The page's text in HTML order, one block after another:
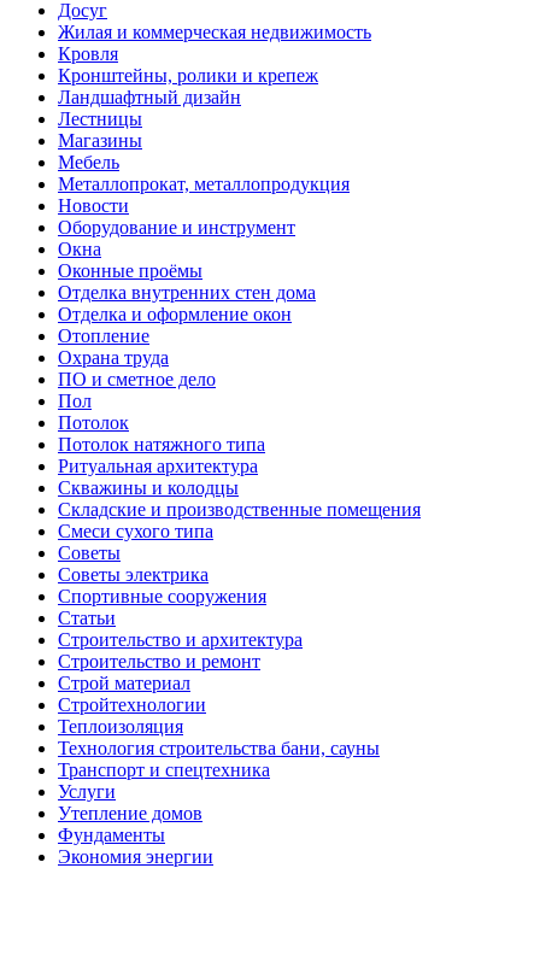
Досуг
Жилая и коммерческая недвижимость
Кровля
Кронштейны, ролики и крепеж
Ландшафтный дизайн
Лестницы
Магазины
Мебель
Металлопрокат, металлопродукция
Новости
Оборудование и инструмент
Окна
Оконные проёмы
Отделка внутренних стен дома
Отделка и оформление окон
Отопление
Охрана труда
ПО и сметное дело
Пол
Потолок
Потолок натяжного типа
Ритуальная архитектура
Скважины и колодцы
Складские и производственные помещения
Смеси сухого типа
Советы
Советы электрика
Спортивные сооружения
Статьи
Строительство и архитектура
Строительство и ремонт
Строй материал
Стройтехнологии
Теплоизоляция
Технология строительства бани, сауны
Транспорт и спецтехника
Услуги
Утепление домов
Фундаменты
Экономия энергии